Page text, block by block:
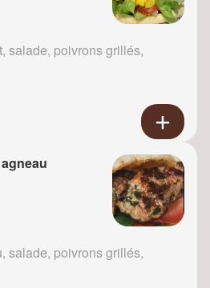
salade, poivrons grillés,
salade, poivrons grillés,